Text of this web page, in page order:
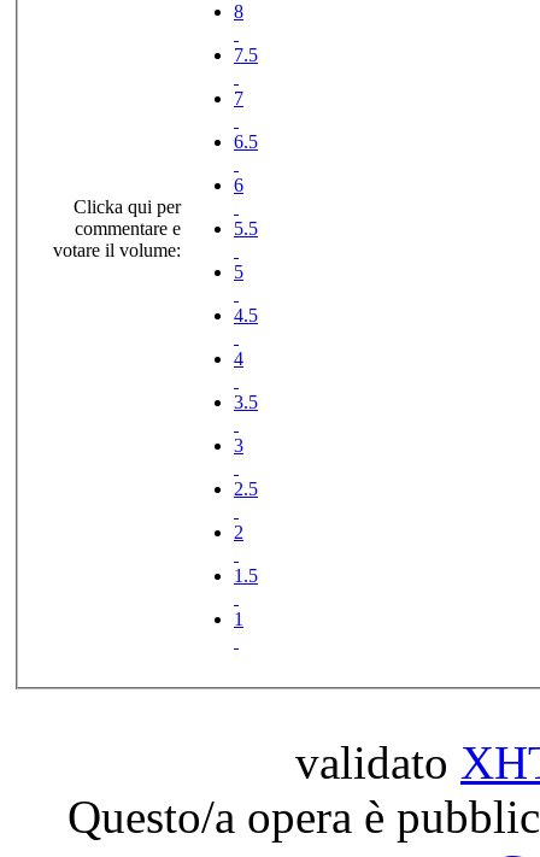
Clicka qui per
commentare e
votare il volume:
8
7.5
7
6.5
6
5.5
5
4.5
4
3.5
3
2.5
2
1.5
1
validato
Questo/a opera è